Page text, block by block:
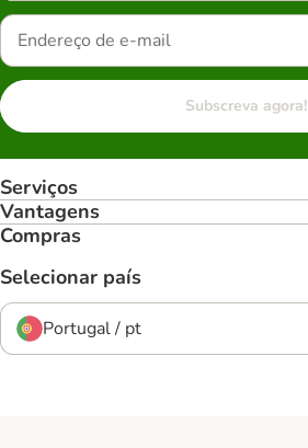
Subscreva agora!
Serviços
Vantagens
Compras
Selecionar país
Portugal / pt